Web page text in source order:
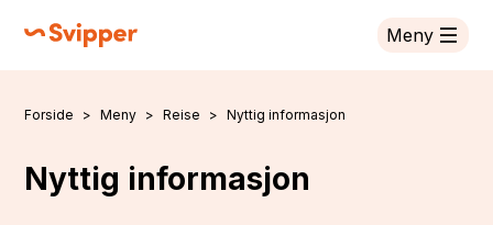
Meny
Du er her:
Forside Meny Reise Nyttig informasjon
Nyttig informasjon